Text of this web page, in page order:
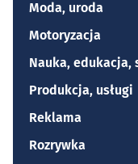
Moda, uroda
Motoryzacja
Nauka, edukacja,
Produkcja, usługi
Reklama
Rozrywka